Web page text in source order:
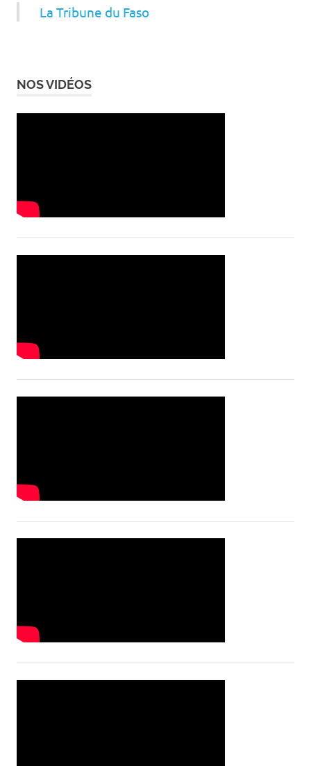
La Tribune du Faso
NOS VIDÉOS